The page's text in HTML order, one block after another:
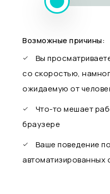
Возможные причины:
Вы
со скоростью,
ожидаемую от
Что-то мешает
браузере
Ваше поведение
автоматизированных